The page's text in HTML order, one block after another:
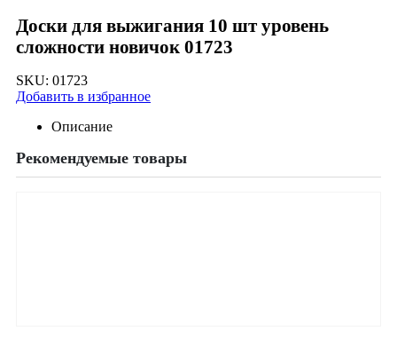
Доски для выжигания 10 шт уровень
сложности новичок 01723
SKU: 01723
Добавить в избранное
Описание
Рекомендуемые товары